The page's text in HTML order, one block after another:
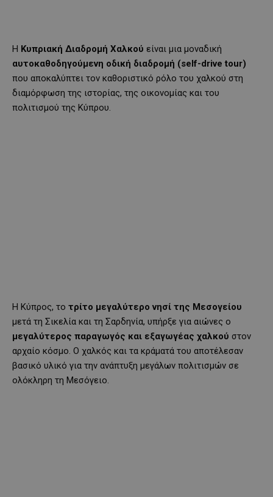
Η Κυπριακή Διαδρομή Χαλκού είναι μια μοναδική
αυτοκαθοδηγούμενη οδική διαδρομή (self-drive tour)
που αποκαλύπτει τον καθοριστικό ρόλο του χαλκού στη
διαμόρφωση της ιστορίας, της οικονομίας και του
πολιτισμού της Κύπρου.
Η Κύπρος, το τρίτο μεγαλύτερο νησί της Μεσογείου
μετά τη Σικελία και τη Σαρδηνία, υπήρξε για αιώνες ο
μεγαλύτερος παραγωγός και εξαγωγέας χαλκού στον
αρχαίο κόσμο. Ο χαλκός και τα κράματά του αποτέλεσαν
βασικό υλικό για την ανάπτυξη μεγάλων πολιτισμών σε
ολόκληρη τη Μεσόγειο.